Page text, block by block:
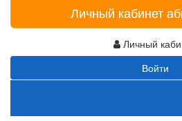
Личный кабинет
Личный
Войти